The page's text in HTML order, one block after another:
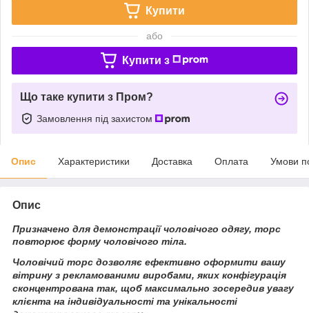
Купити
або
Купити з
Що таке купити з Пром?
Замовлення під захистом
Опис Характеристики Доставка Оплата Умови
Опис
Призначено для демонстрації чоловічого одягу, торс
повторює форму чоловічого тіла.
Чоловічий торс дозволяє ефективно оформити вашу
вітрину з рекламованими виробами, яких конфігурація
сконцентрована так, щоб максимально зосередив увагу
клієнта на індивідуальності та унікальності